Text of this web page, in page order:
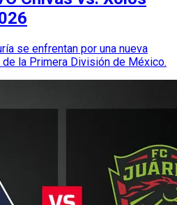
se enfrentan por una nueva
la Primera División de México.